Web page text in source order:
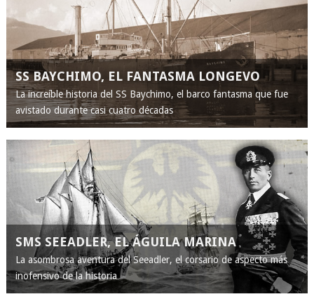
SS BAYCHIMO, EL FANTASMA LONGEVO
La increíble historia del SS Baychimo, el barco fantasma que fue
avistado durante casi cuatro décadas
SMS SEEADLER, EL ÁGUILA MARINA
La asombrosa aventura del Seeadler, el corsario de aspecto más
inofensivo de la historia